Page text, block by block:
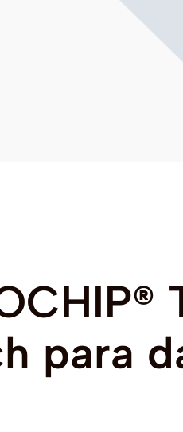
para